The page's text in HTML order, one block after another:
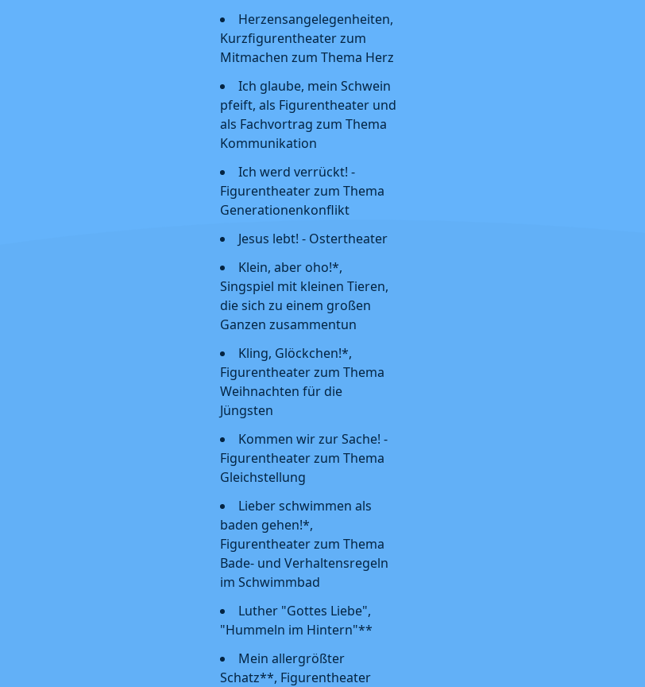
Herzensangelegenheiten,
Kurzfigurentheater zum
Mitmachen zum Thema Herz
Ich glaube, mein Schwein
pfeift, als Figurentheater und
als Fachvortrag zum Thema
Kommunikation
Ich werd verrückt! -
Figurentheater zum Thema
Generationenkonflikt
Jesus lebt! - Ostertheater
Klein, aber oho!*,
Singspiel mit kleinen Tieren,
die sich zu einem großen
Ganzen zusammentun
Kling, Glöckchen!*,
Figurentheater zum Thema
Weihnachten für die
Jüngsten
Kommen wir zur Sache! -
Figurentheater zum Thema
Gleichstellung
Lieber schwimmen als
baden gehen!*,
Figurentheater zum Thema
Bade- und Verhaltensregeln
im Schwimmbad
Luther "Gottes Liebe",
"Hummeln im Hintern"**
Mein allergrößter
Schatz**, Figurentheater